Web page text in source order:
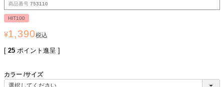
商品番号 753110
HIT100
¥1,390税込
[ 25 ポイント進呈 ]
カラー サイズ